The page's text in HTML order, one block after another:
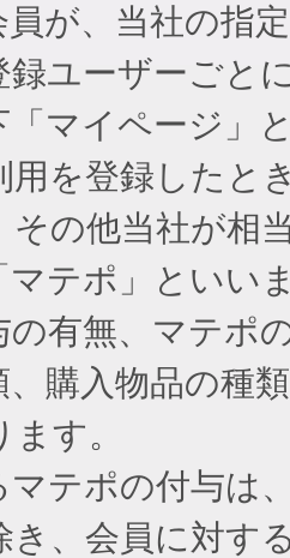
が、当社の指
録ユーザーごと
「マイページ」
用を登録したと
その他当社が相
マテポ」といい
有無、マテポ
、購入物品の種
す。
テポの付与は
き、会員に対す